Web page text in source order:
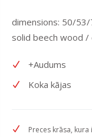
dimensions: 50/
solid beech wood /
+Audums
Koka kājas
Preces krāsa,